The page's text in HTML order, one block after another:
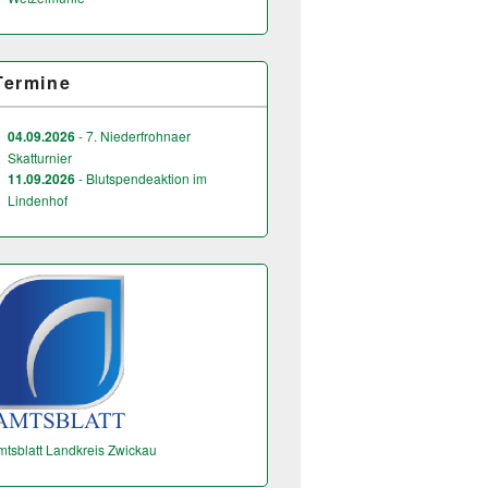
04.09.2026- 7. Niederfrohnaer
Skatturnier
11.09.2026- Blutspendeaktion im
Lindenhof
Landkreis Zwickau